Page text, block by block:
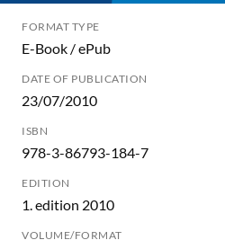
FORMAT TYPE
E-Book / ePub
DATE OF PUBLICATION
23/07/2010
ISBN
978-3-86793-184-7
EDITION
1. edition 2010
VOLUME/FORMAT